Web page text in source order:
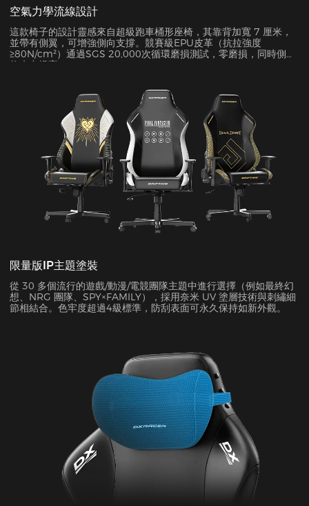
空氣力學流線設計
這款椅子的設計靈感來自超級跑車桶形座椅，其靠背加寬 7 厘米，
並帶有側翼，可增強側向支撐。競賽級EPU皮革（抗拉強度
≥80N/cm²）通過SGS 20,000次循環磨損測試，零磨損，同時側面
約束力提高45%。
限量版IP主題塗裝
從 30 多個流行的遊戲/動漫/電競團隊主題中進行選擇（例如最終幻
想、NRG 團隊、SPY×FAMILY），採用奈米 UV 塗層技術與刺繡細
節相結合。色牢度超過4級標準，防刮表面可永久保持如新外觀。